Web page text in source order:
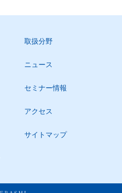
取扱分野
ニュース
セミナー情報
アクセス
サイトマップ